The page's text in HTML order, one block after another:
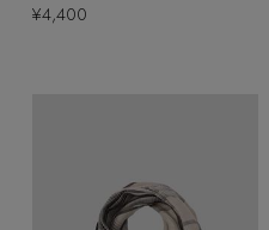
¥4,400